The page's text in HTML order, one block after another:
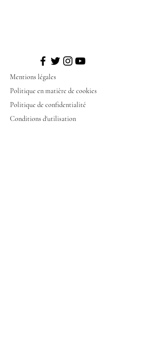
Mentions légales
Politique en matière de cookies
Politique de confidentialité
Conditions d'utilisation